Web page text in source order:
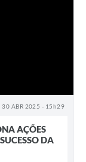
30 ABR 2025 - 15h29
AÇÕES
DA